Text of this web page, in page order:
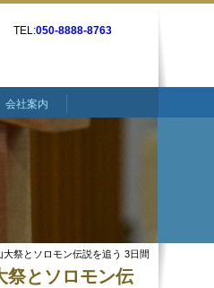
TEL:050-8888-8763
会社案内
大祭とソロモン伝説を追う 3日間
祭とソロモン伝